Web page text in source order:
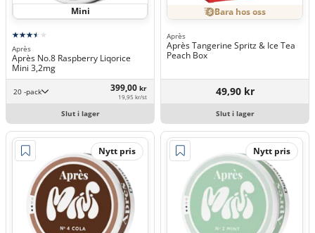
Mini
Après
Après No.8 Raspberry Liqorice
Mini 3,2mg
20 -pack 399,00 kr
19,95 kr/st
Slut i lager
Bara hos oss
Après
Après Tangerine Spritz & Ice Tea
Peach Box
49,90 kr
Slut i lager
Nytt pris Nytt pris